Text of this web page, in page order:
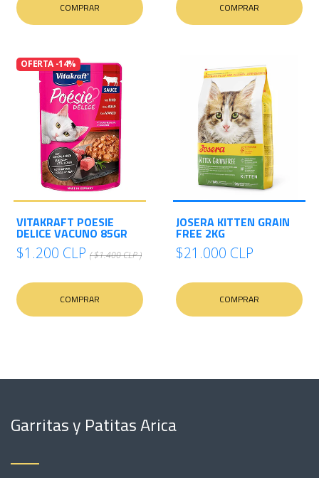
COMPRAR COMPRAR
OFERTA -14%
VITAKRAFT POESIE
DELICE VACUNO 85GR
$1.200 CLP ( $1.400 CLP )
COMPRAR
JOSERA KITTEN GRAIN
FREE 2KG
$21.000 CLP
COMPRAR
Garritas y Patitas Arica